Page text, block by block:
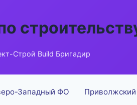
Строй Build Бригадир
Западный ФО